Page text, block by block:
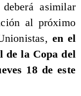
asimilar
al próximo
en el
de la Copa del
18 de este